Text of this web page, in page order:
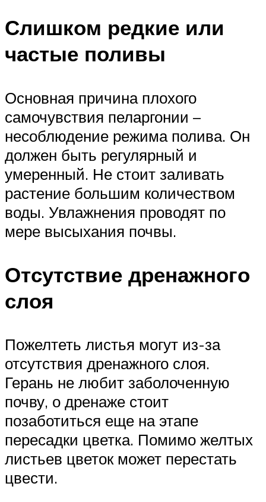
Слишком редкие или
частые поливы
Основная причина плохого
самочувствия пеларгонии –
несоблюдение режима полива. Он
должен быть регулярный и
умеренный. Не стоит заливать
растение большим количеством
воды. Увлажнения проводят по
мере высыхания почвы.
Отсутствие дренажного
слоя
Пожелтеть листья могут из-за
отсутствия дренажного слоя.
Герань не любит заболоченную
почву, о дренаже стоит
позаботиться еще на этапе
пересадки цветка. Помимо желтых
листьев цветок может перестать
цвести.